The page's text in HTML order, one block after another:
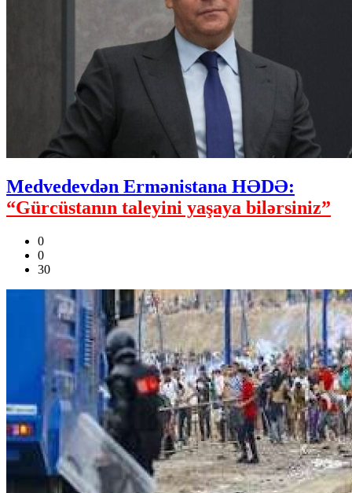
Medvedevdən Ermənistana HƏDƏ:
“Gürcüstanın taleyini yaşaya bilərsiniz”
0
0
30